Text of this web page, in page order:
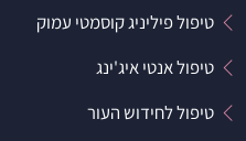
טיפול פיליניג קוסמטי עמוק
טיפול אנטי איג'ינג
טיפול לחידוש העור